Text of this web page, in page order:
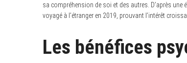
sa compréhension de soi et des autres. D’après
voyagé à l’étranger en 2019, prouvant l’intérêt
Les bénéfices